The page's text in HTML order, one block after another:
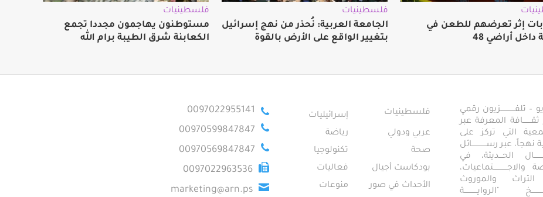
إثر تعرضهم للطعن في
داخل أراضي 48
فلسطينيات
الجامعة العربية: نُحذر من نهج إسرائيل
بتغيير الواقع على الأرض بالقوة
فلسطينيات
مستوطنون يهاجمون مجددا تجمع
الكعابنة شرق الطيبة برام الله
تلفــــــــــــزيون رقمي
ثقـــــــافة المعرفة عبر
التي تركز على
عبر رســــــــــــائل
الحـــديثة، في
التراث والموروث
"الروايـــــــــــة
فلسطينيات
إسرائيليات
عربي ودولي
رياضة
صحة
تكنولوجيا
بودكاست أجيال
فعاليات
الأحداث في صور
منوعات
0097022955141
00970599847847
00970569847847
0097022963536
marketing@arn.ps